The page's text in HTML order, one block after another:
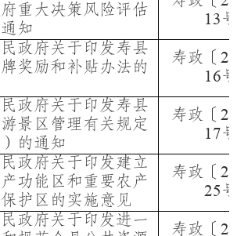
重大决策风险评估
知
13号
政府关于印发寿县
奖励和补贴办法的
寿政〔
16号
政府关于印发寿县
景区管理有关规定
）的通知
寿政〔
17号
政府关于印发建立
功能区和重要农产
护区的实施意见
寿政〔
25号
政府关于印发进一
寿政〔